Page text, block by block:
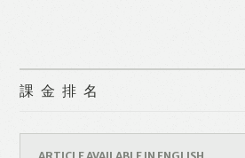
保留隨時增減本付費服務內
括但不限於漫畫、節目、小
將你的個人資料與從商業夥
課金排名